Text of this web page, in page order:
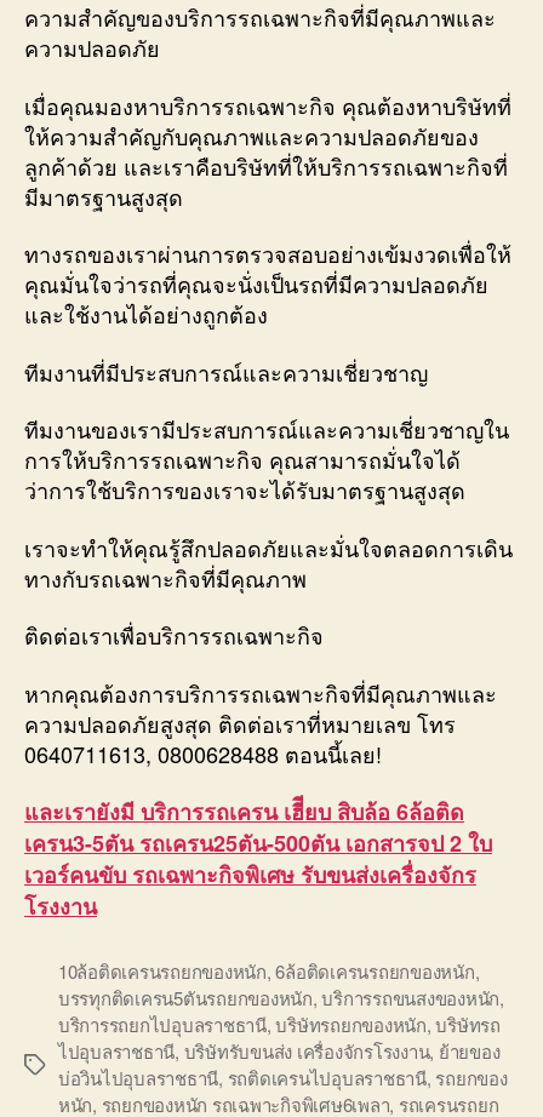
ความสำคัญของบริการรถเฉพาะกิจที่มีคุณภาพและ
ความปลอดภัย
เมื่อคุณมองหาบริการรถเฉพาะกิจ คุณต้องหาบริษัทที่
ให้ความสำคัญกับคุณภาพและความปลอดภัยของ
ลูกค้าด้วย และเราคือบริษัทที่ให้บริการรถเฉพาะกิจที่
มีมาตรฐานสูงสุด
ทางรถของเราผ่านการตรวจสอบอย่างเข้มงวดเพื่อให้
คุณมั่นใจว่ารถที่คุณจะนั่งเป็นรถที่มีความปลอดภัย
และใช้งานได้อย่างถูกต้อง
ทีมงานที่มีประสบการณ์และความเชี่ยวชาญ
ทีมงานของเรามีประสบการณ์และความเชี่ยวชาญใน
การให้บริการรถเฉพาะกิจ คุณสามารถมั่นใจได้
ว่าการใช้บริการของเราจะได้รับมาตรฐานสูงสุด
เราจะทำให้คุณรู้สึกปลอดภัยและมั่นใจตลอดการเดิน
ทางกับรถเฉพาะกิจที่มีคุณภาพ
ติดต่อเราเพื่อบริการรถเฉพาะกิจ
หากคุณต้องการบริการรถเฉพาะกิจที่มีคุณภาพและ
ความปลอดภัยสูงสุด ติดต่อเราที่หมายเลข โทร
0640711613, 0800628488 ตอนนี้เลย!
และเรายังมี บริการรถเครน เฮีียบ สิบล้อ 6ล้อติด
เครน3-5ตัน รถเครน25ตัน-500ตัน เอกสารจป 2 ใบ
เวอร์คนขับ รถเฉพาะกิจพิเศษ รับขนส่งเครื่องจักร
โรงงาน
Tags
10ล้อติดเครนรถยกของหนัก,6ล้อติดเครนรถยกของหนัก,
บรรทุกติดเครน5ตันรถยกของหนัก,บริการรถขนสงของหนัก,
บริการรถยกไปอุบลราชธานี,บริษัทรถยกของหนัก,บริษัทรถ
ไปอุบลราชธานี, บริษัทรับขนส่ง เครื่องจักรโรงงาน, ย้ายของ
บ่อวินไปอุบลราชธานี, รถติดเครนไปอุบลราชธานี, รถยกของ
หนัก, รถยกของหนัก รถเฉพาะกิจพิเศษ6เพลา, รถเครนรถยก